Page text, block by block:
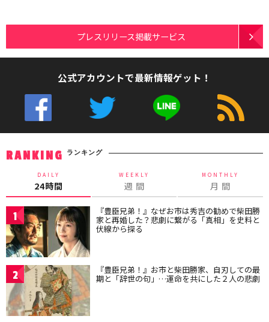
プレスリリース掲載サービス
公式アカウントで最新情報ゲット！
RANKING ランキング
DAILY
24時間
WEEKLY
週 間
MONTHLY
月 間
1 『豊臣兄弟！』なぜお市は秀吉の勧めで柴田勝
家と再婚した？悲劇に繋がる「真相」を史料と
伏線から探る
2 『豊臣兄弟！』お市と柴田勝家、自刃しての最
期と「辞世の句」…運命を共にした２人の悲劇